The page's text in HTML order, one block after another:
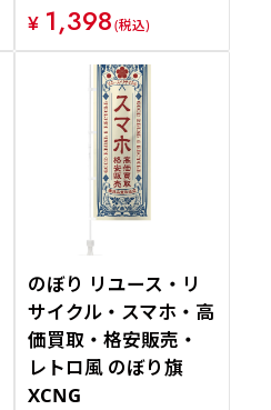
¥ 1,398(税込)
のぼり リユース・リ
サイクル・スマホ・高
価買取・格安販売・
レトロ風 のぼり旗
XCNG